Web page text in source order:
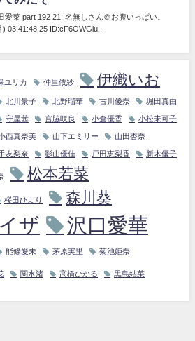
ユリカ 仲里依紗 伊織いお
北川景子 北野瑠華 古川優奈 堀田真由
守屋茜 宮脇咲良 小倉優香 小松未可子
西真奈美 山下エミリー 山田杏奈
友梨奈 影山優佳 戸田恵梨香 新木優子
松本若菜
桜田ひより 森川葵
ザ 沢口愛華
能條愛未 茅原実里 菊池姫奈
関水渚 高橋ひかる 黒島結菜